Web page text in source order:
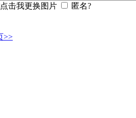
匿名?
>>